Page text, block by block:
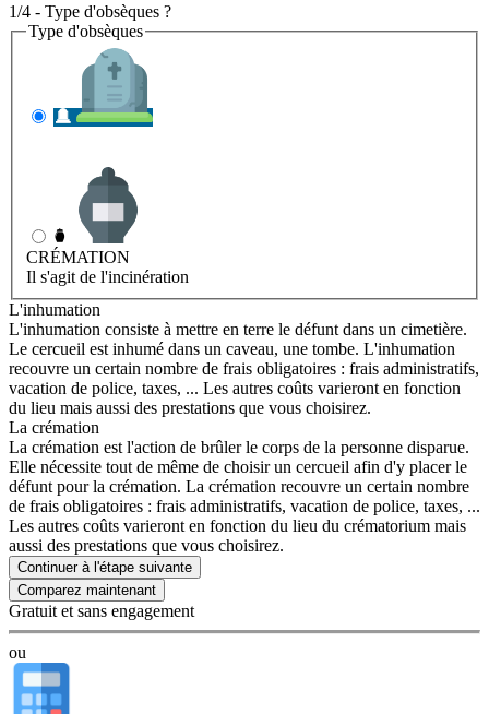
1/4 - Type d'obsèques ?
Type d'obsèques
CRÉMATION
Il s'agit de l'incinération
L'inhumation
L'inhumation consiste à mettre en terre le défunt dans un cimetière.
Le cercueil est inhumé dans un caveau, une tombe. L'inhumation
recouvre un certain nombre de frais obligatoires : frais administratifs,
vacation de police, taxes, ... Les autres coûts varieront en fonction
du lieu mais aussi des prestations que vous choisirez.
La crémation
La crémation est l'action de brûler le corps de la personne disparue.
Elle nécessite tout de même de choisir un cercueil afin d'y placer le
défunt pour la crémation. La crémation recouvre un certain nombre
de frais obligatoires : frais administratifs, vacation de police, taxes, ...
Les autres coûts varieront en fonction du lieu du crématorium mais
aussi des prestations que vous choisirez.
Continuer à l'étape suivante
Gratuit et sans engagement
ou